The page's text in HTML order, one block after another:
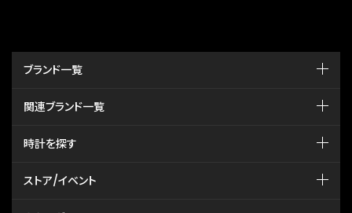
ブランド一覧
関連ブランド一覧
時計を探す
ストア/イベント